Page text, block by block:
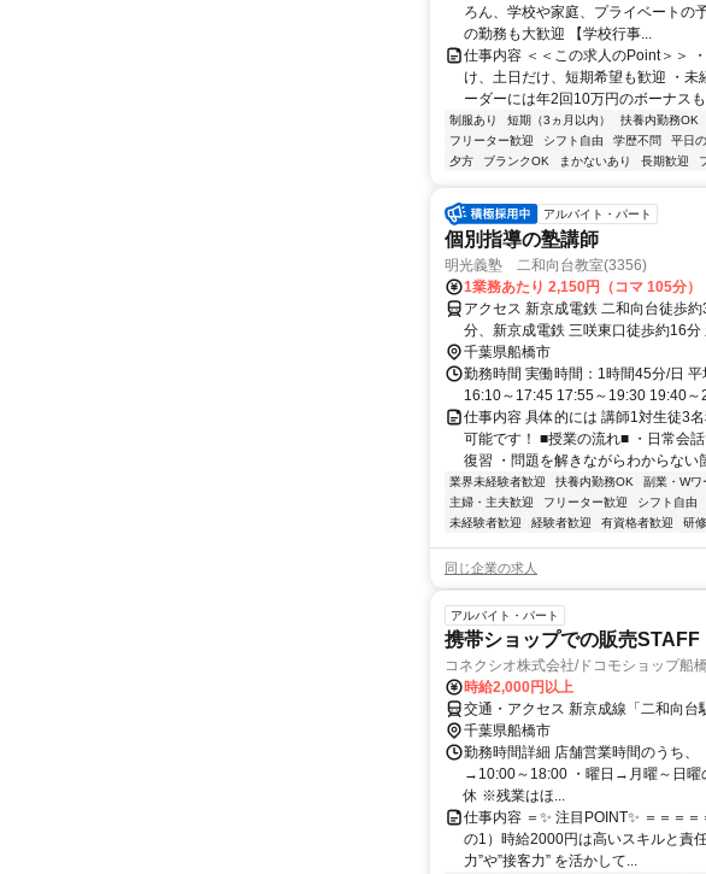
ろん、学校や家庭、プライベート
の勤務も大歓迎 【学校行事...
仕事内容 ＜＜この求人のPoint＞＞
け、土日だけ、短期希望も歓迎 ・未
ーダーには年2回10万円のボーナス
制服あり 短期（3ヵ月以内） 扶養内勤務OK
フリーター歓迎
シフト自由 学歴不問 平日
夕方
ブランクOK まかないあり 長期歓迎
アルバイト・パート
個別指導の塾講師
明光義塾 二和向台教室(3356)
1業務あたり 2,150円（コマ 105分）
アクセス 新京成電鉄 二和向台徒歩
分、新京成電鉄 三咲東口徒歩約16
千葉県船橋市
勤務時間 実働時間：1時間45分/日
16:10～17:45 17:55～19:30 19:40
仕事内容 具体的には 講師1対生徒3
可能です！ ■授業の流れ■ ・日常会
復習 ・問題を解きながらわからない
業界未経験者歓迎 扶養内勤務OK 副業・Wワ
主婦・主夫歓迎
フリーター歓迎 シフト自由
未経験者歓迎
経験者歓迎 有資格者歓迎 研
同じ企業の求人
アルバイト・パート
携帯ショップでの販売STAFF
コネクシオ株式会社/ドコモショップ船
時給2,000円以上
交通・アクセス 新京成線「二和向台
千葉県船橋市
勤務時間詳細 店舗営業時間のうち
→10:00～18:00 ・曜日→月曜～日曜
休 ※残業はほ...
仕事内容 ＝✨ 注目POINT✨ ＝＝＝
の1）時給2000円は高いスキルと責
力”や”接客力” を活かして...